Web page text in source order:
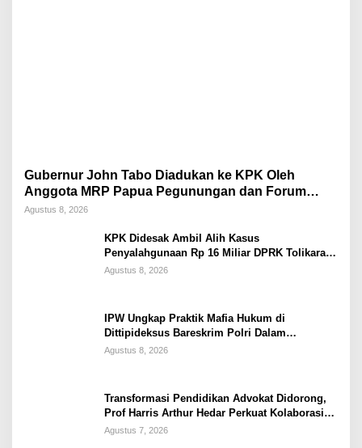
Gubernur John Tabo Diadukan ke KPK Oleh
Anggota MRP Papua Pegunungan dan Forum
Warga Papua
Agustus 8, 2026
KPK Didesak Ambil Alih Kasus
Penyalahgunaan Rp 16 Miliar DPRK Tolikara
Tahun 2017
Agustus 8, 2026
IPW Ungkap Praktik Mafia Hukum di
Dittipideksus Bareskrim Polri Dalam
Penanganan Kasus PT ARA
Agustus 8, 2026
Transformasi Pendidikan Advokat Didorong,
Prof Harris Arthur Hedar Perkuat Kolaborasi
Kampus
Agustus 7, 2026